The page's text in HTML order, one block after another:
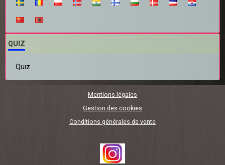
QUIZ
Quiz
Mentions légales
Gestion des cookies
Conditions générales de vente